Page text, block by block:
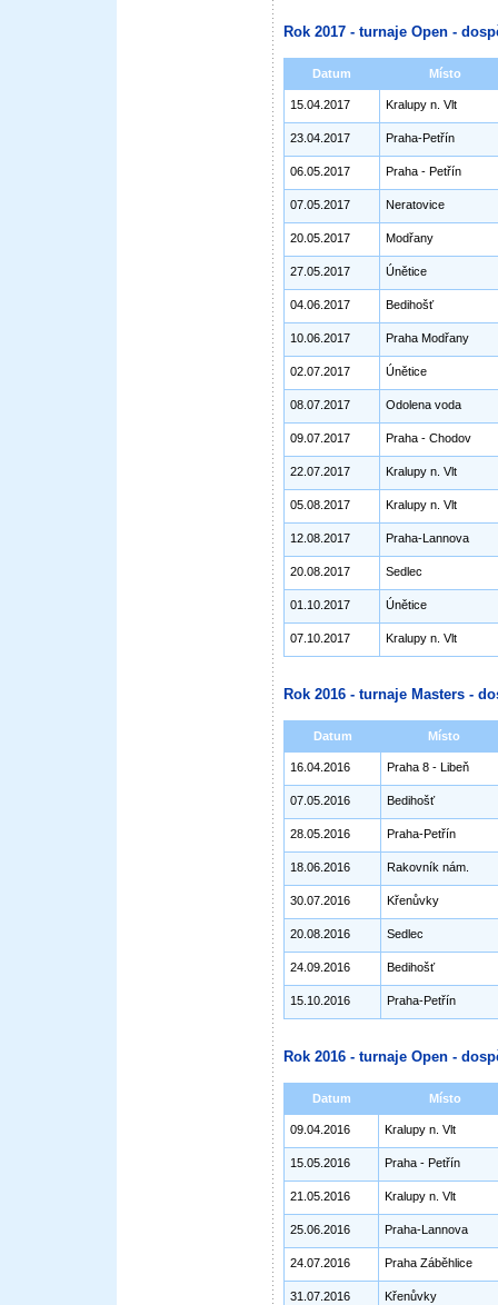
Rok 2017 - turnaje Open -
Datum Místo
15.04.2017 Kralupy n. Vlt
23.04.2017 Praha-Petřín
06.05.2017 Praha - Petřín
07.05.2017 Neratovice
20.05.2017 Modřany
27.05.2017 Únětice
04.06.2017 Bedihošť
10.06.2017 Praha Modřany
02.07.2017 Únětice
08.07.2017 Odolena voda
09.07.2017 Praha - Chodov
22.07.2017 Kralupy n. Vlt
05.08.2017 Kralupy n. Vlt
12.08.2017 Praha-Lannova
20.08.2017 Sedlec
01.10.2017 Únětice
07.10.2017 Kralupy n. Vlt
Rok 2016 - turnaje Masters -
Datum Místo
16.04.2016 Praha 8 - Libeň
07.05.2016 Bedihošť
28.05.2016 Praha-Petřín
18.06.2016 Rakovník nám.
30.07.2016 Křenůvky
20.08.2016 Sedlec
24.09.2016 Bedihošť
15.10.2016 Praha-Petřín
Rok 2016 - turnaje Open -
Datum Místo
09.04.2016 Kralupy n. Vlt
15.05.2016 Praha - Petřín
21.05.2016 Kralupy n. Vlt
25.06.2016 Praha-Lannova
24.07.2016 Praha Záběhlice
31.07.2016 Křenůvky